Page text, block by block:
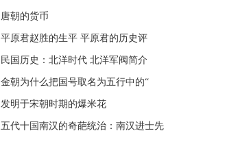
唐朝的货币
平原君赵胜的生平 平原君的历史评
民国历史：北洋时代 北洋军阀简介
金朝为什么把国号取名为五行中的“
发明于宋朝时期的爆米花
五代十国南汉的奇葩统治：南汉进士先